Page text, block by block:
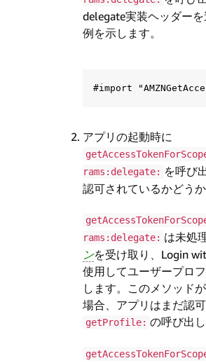
delegate実装ヘッダー
例を示します。
アプリの起動時に
rams:delegate: を呼び
認可されているかどうか
rams:delegate: は未処
ンを受け取り、Login
使用してユーザープロ
します。このメソッド
場合、アプリはまだ認可
getProfile: の呼び出